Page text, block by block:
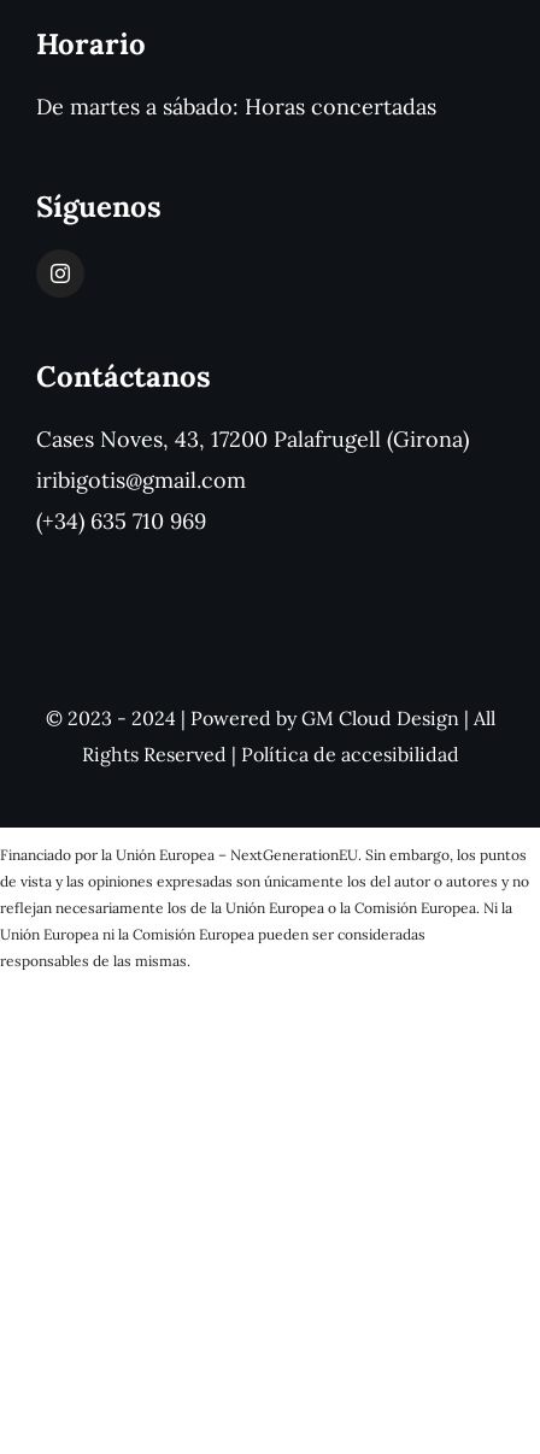
Horario
De martes a sábado: Horas concertadas
Síguenos
Contáctanos
Cases Noves, 43, 17200 Palafrugell (Girona)
iribigotis@gmail.com
(+34) 635 710 969
© 2023 - 2024 | Powered byGM Cloud Design | All
Rights Reserved | Política de accesibilidad
Financiado por la Unión Europea – NextGenerationEU. Sin embargo, los puntos
de vista y las opiniones expresadas son únicamente los del autor o autores y no
reflejan necesariamente los de la Unión Europea o la Comisión Europea. Ni la
Unión Europea ni la Comisión Europea pueden ser consideradas
responsables de las mismas.